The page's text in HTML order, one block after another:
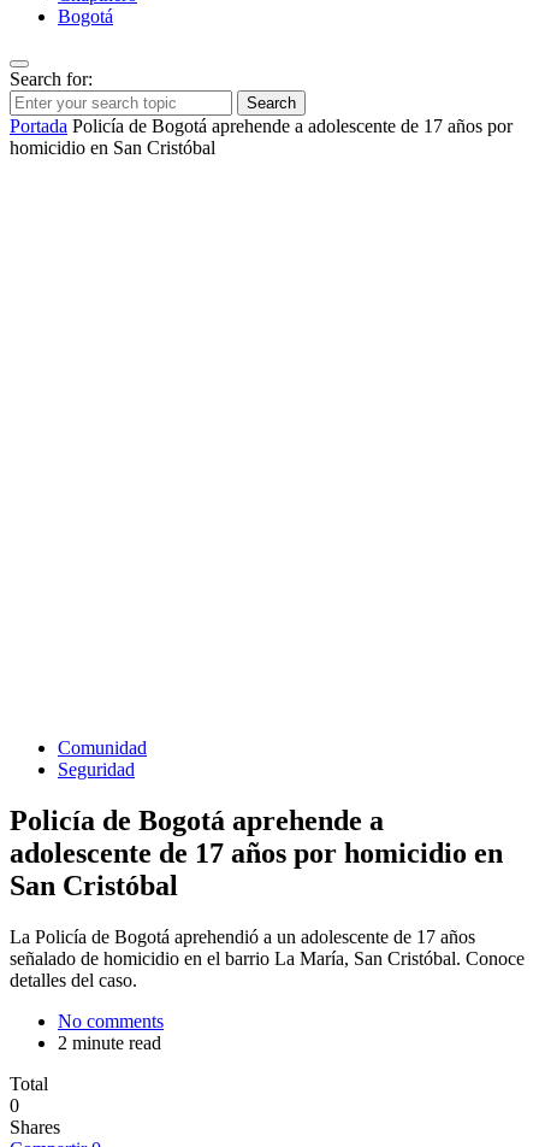
Bogotá
Search for:
Search
Portada Policía de Bogotá aprehende a adolescente de 17 años por
homicidio en San Cristóbal
Comunidad
Seguridad
Policía de Bogotá aprehende a
adolescente de 17 años por homicidio en
San Cristóbal
La Policía de Bogotá aprehendió a un adolescente de 17 años
señalado de homicidio en el barrio La María, San Cristóbal. Conoce
detalles del caso.
No comments
2 minute read
Total
0
Shares